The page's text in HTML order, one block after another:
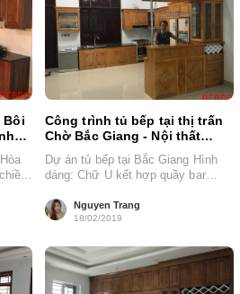
Bôi
Công trình tủ bếp tại thị trấn
Chờ Bắc Giang - Nội thất
Dự án tủ bếp tại Bắc Giang Hình
dáng: Chữ U kết hợp quầy bar
Nguyen Trang
18/02/2019